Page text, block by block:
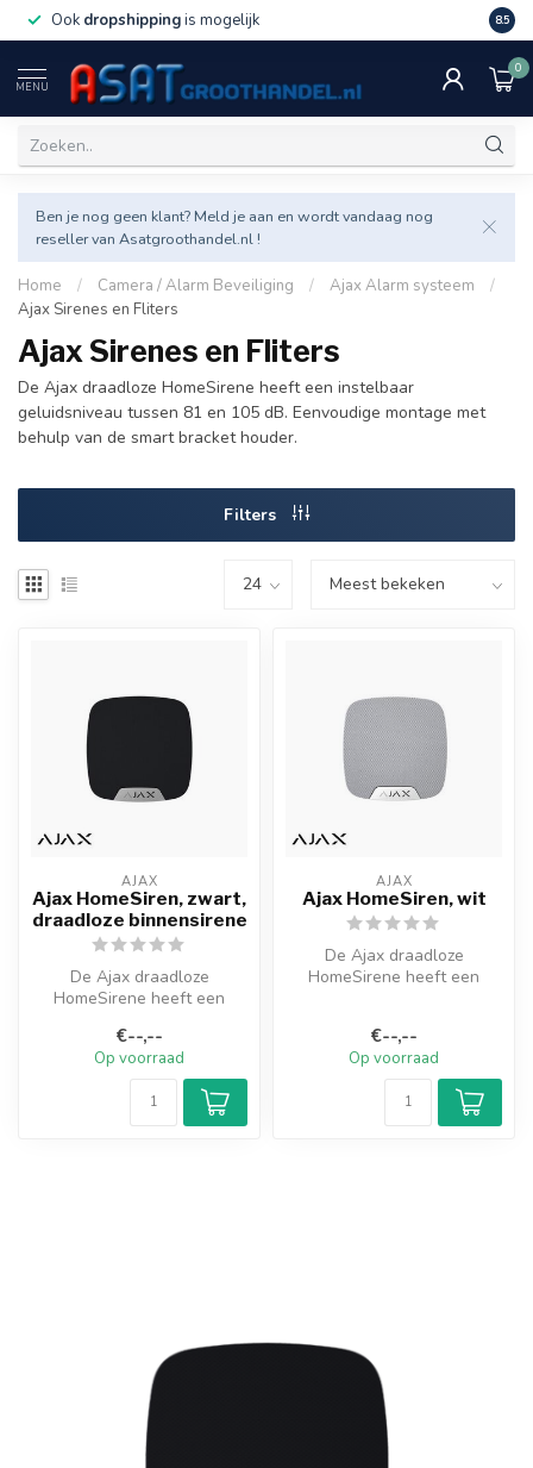
Ook dropshippingis mogelijk Veel
8.5
MENU
0
Ben je nog geen klant? Meld je aan en wordt vandaag nog
reseller van Asatgroothandel.nl !
Home / Camera / Alarm Beveiliging / Ajax Alarm systeem
/
Ajax Sirenes en Fliters
Ajax Sirenes en Fliters
De Ajax draadloze HomeSirene heeft een instelbaar
geluidsniveau tussen 81 en 105 dB. Eenvoudige montage met
behulp van de smart bracket houder.
Filters
AJAX
Ajax HomeSiren, zwart,
draadloze binnensirene
De Ajax draadloze
HomeSirene heeft een
tussen 81 en 105...
€--,--
Op voorraad
AJAX
Ajax HomeSiren, wit
De Ajax draadloze
HomeSirene heeft een
€--,--
Op voorraad